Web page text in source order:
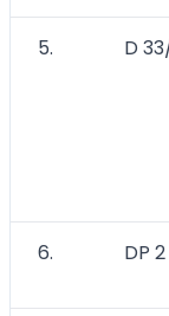
5. D
6. DP 2